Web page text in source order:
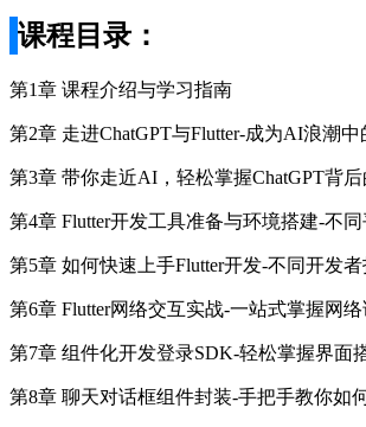
课程目录：
第1章 课程介绍与学习指南
第2章 走进ChatGPT与Flutter-成为AI浪潮
第3章 带你走近AI，轻松掌握ChatGPT背
第4章 Flutter开发工具准备与环境搭建-不
第5章 如何快速上手Flutter开发-不同开发
第6章 Flutter网络交互实战-一站式掌握网
第7章 组件化开发登录SDK-轻松掌握界面
第8章 聊天对话框组件封装-手把手教你如